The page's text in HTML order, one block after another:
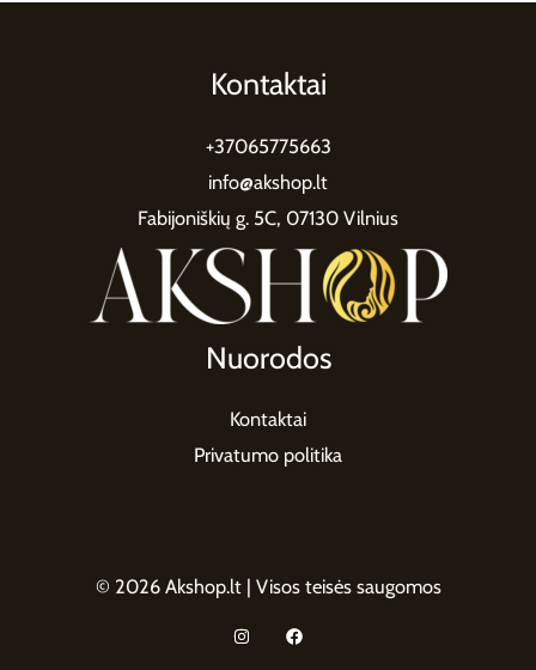
Kontaktai
+37065775663
info@akshop.lt
Fabijoniškių g. 5C, 07130 Vilnius
Nuorodos
Kontaktai
Privatumo politika
© 2026 Akshop.lt | Visos teisės saugomos